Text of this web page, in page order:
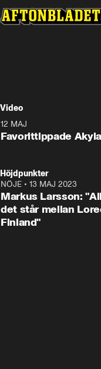
Video
12 MAJ
Favorittippade
Höjdpunkter
NÖJE • 13 MAJ 2023
Markus Larsson:
det står mellan
Finland"